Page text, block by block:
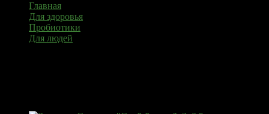
Главная
Для здоровья
Пробиотики
Для людей